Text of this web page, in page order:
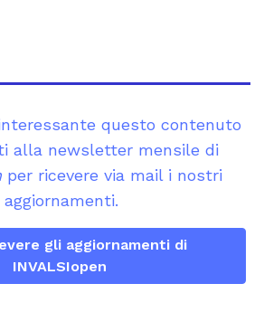
questo contenuto
alla newsletter mensile di
per ricevere via mail i nostri
aggiornamenti.
gli aggiornamenti di
INVALSIopen